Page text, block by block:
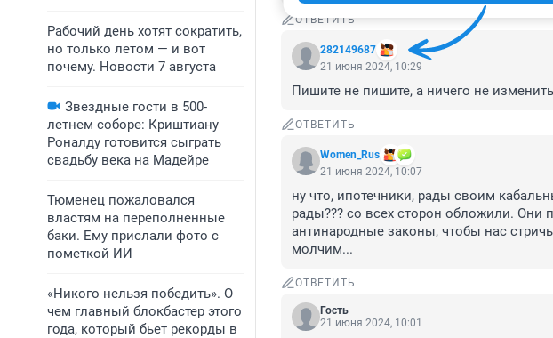
Рабочий день хотят сократить,
но только летом — и вот
почему. Новости 7 августа
Звездные гости в 500-
летнем соборе: Криштиану
Роналду готовится сыграть
свадьбу века на Мадейре
Тюменец пожаловался
властям на переполненные
баки. Ему прислали фото с
пометкой ИИ
«Никого нельзя победить». О
чем главный блокбастер этого
года, который бьет рекорды в
ОТВЕТИТЬ
282149687
21 июня 2024, 10:29
Пишите не пишите, а ничего не
ОТВЕТИТЬ
Women_Rus
21 июня 2024, 10:07
ну что, ипотечники, рады своим
рады??? со всех сторон обложили. Они
антинародные законы, чтобы нас
молчим...
ОТВЕТИТЬ
Гость
21 июня 2024, 10:01